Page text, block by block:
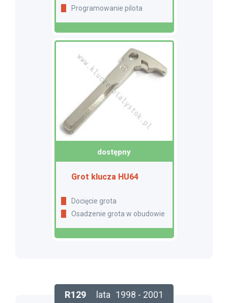
Programowanie pilota
dostępny
Grot klucza HU64
Docięcie grota
Osadzenie grota w obudowie
R129 lata 1998 - 2001